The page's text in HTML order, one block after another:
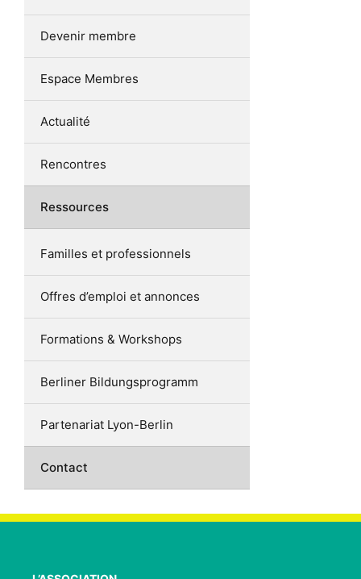
Devenir membre
Espace Membres
Actualité
Rencontres
Ressources
Familles et professionnels
Offres d’emploi et annonces
Formations & Workshops
Berliner Bildungsprogramm
Partenariat Lyon-Berlin
Contact